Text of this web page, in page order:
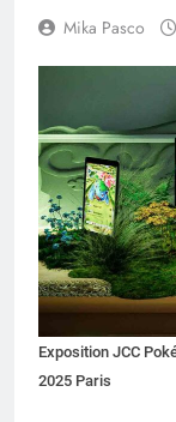
Mika Pasco
Exposition JCC
2025 Paris